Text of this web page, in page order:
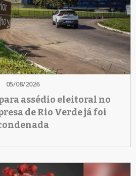
05/08/2026
assédio eleitoral no
de Rio Verde já foi